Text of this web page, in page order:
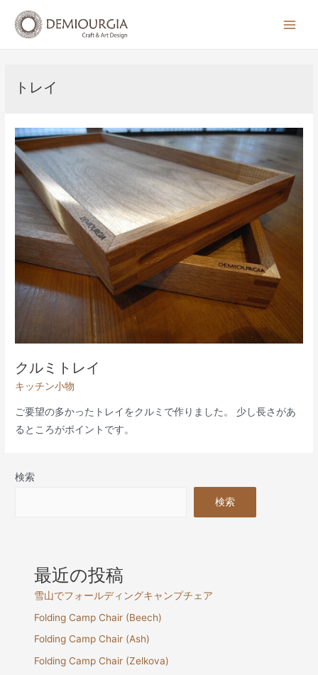
トレイ
クルミトレイ
キッチン小物
ご要望の多かったトレイをクルミで作りました。 少し長さがあ
るところがポイントです。
検索
検索
最近の投稿
雪山でフォールディングキャンプチェア
Folding Camp Chair (Beech)
Folding Camp Chair (Ash)
Folding Camp Chair (Zelkova)